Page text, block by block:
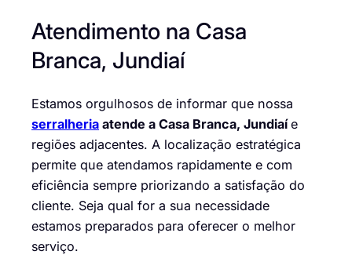
Atendimento na Casa
Branca, Jundiaí
Estamos orgulhosos de informar que nossa
serralheria atende a Casa Branca, Jundiaíe
regiões adjacentes. A localização estratégica
permite que atendamos rapidamente e com
eficiência sempre priorizando a satisfação do
cliente. Seja qual for a sua necessidade
estamos preparados para oferecer o melhor
serviço.